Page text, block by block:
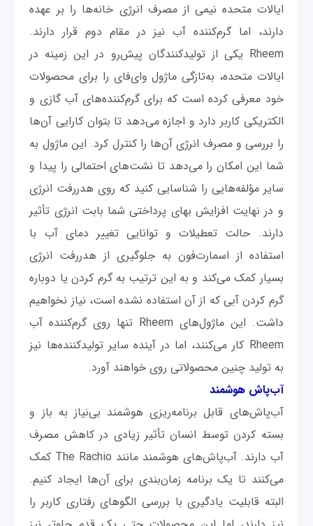
ایالات‌ متحده نیمی از مصرف انرژی خانه‌ها را بر عهده
دارند، اما گرم‌کننده آب نیز در مقام دوم قرار دارند.
Rheem یکی از تولیدکنندگان پیش‌رو در این زمینه در
ایالات ‌متحده، به‌تازگی ماژول وای‌فای را برای محصولات
خود معرفی کرده است که برای گرم‌کننده‌های آب گازی و
الکتریکی کاربر دارد و اجازه می‌دهد تا بتوان کارایی آن‌ها
را بررسی و مصرف انرژی آن‌ها را کنترل کرد. این ماژول به
شما این امکان را می‌دهد تا نشت‌های احتمالی را پیدا و
سایر مؤلفه‌هایی را شناسایی کنید که روی هدررفت انرژی
و در نهایت افزایش بهای پرداختی شما بابت انرژی تأثیر
دارند. حالت تعطیلات و توانایی تغییر دمای آب با
استفاده از اسمارت‌فون به جلوگیری از هدررفت انرژی
بسیار کمک می‌کند و به این ترتیب به گرم کردن یا دوباره
گرم کردن آبی که از آن استفاده نشده است، نیاز نخواهیم
داشت. این ماژول‌های Rheem تنها روی گرم‌کننده آب
Rheem کار می‌کنند، اما در آینده سایر تولیدکننده‌ها نیز
به تولید چنین محصولاتی روی خواهند آورد.
آب‌پاش‌ هوشمند
آب‌پاش‌های قابل برنامه‌ریزی هوشمند بی‌نیاز به باز و
بسته کردن توسط انسان تأثیر زیادی در کاهش مصرف
آب دارند. آب‌پاش‌های هوشمند مانند The Rachio کمک
می‌کنند تا یک برنامه زمان‌بندی برای آن‌ها ایجاد کنیم.
البته قابلیت یادگیری با بررسی الگوهای رفتاری کاربر را